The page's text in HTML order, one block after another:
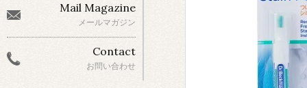
Mail Magazine
メールマガジン
Contact
お問い合わせ